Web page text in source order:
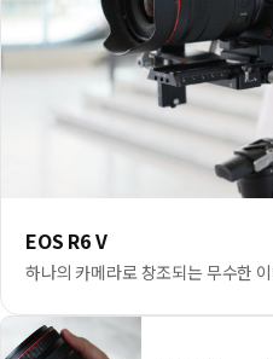
EOS R6 V
하나의 카메라로 창조되는 무수한